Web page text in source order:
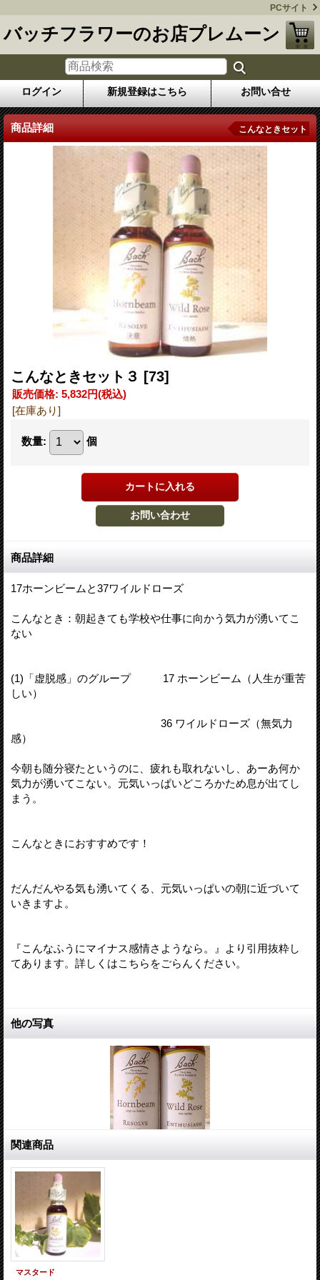
PCサイト
バッチフラワーのお店プレムーン
ログイン 新規登録はこちら お問い合せ
商品詳細 こんなときセット
こんなときセット３ [73]
販売価格: 5,832円(税込)
[在庫あり]
数量: 個
商品詳細
17ホーンビームと37ワイルドローズ
こんなとき：朝起きても学校や仕事に向かう気力が湧いてこ
ない
(1)「虚脱感」のグループ 17 ホーンビーム（人生が重苦
しい）
36 ワイルドローズ（無気力
感）
今朝も随分寝たというのに、疲れも取れないし、あーあ何か
気力が湧いてこない。元気いっぱいどころかため息が出てし
まう。
こんなときにおすすめです！
だんだんやる気も湧いてくる、元気いっぱいの朝に近づいて
いきますよ。
『こんなふうにマイナス感情さようなら。』より引用抜粋し
てあります。詳しくはこちらをごらんください。
他の写真
関連商品
マスタード